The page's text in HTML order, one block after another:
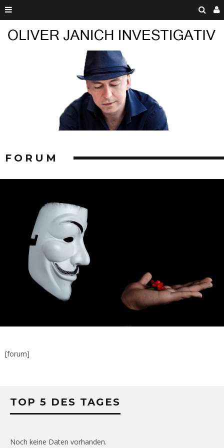
FORUM
[forum]
TOP 5 DES TAGES
Noch keine Daten vorhanden.